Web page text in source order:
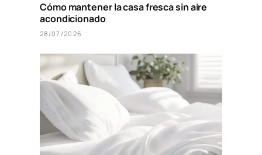
Cómo mantener la casa fresca sin aire
acondicionado
28/07/2026